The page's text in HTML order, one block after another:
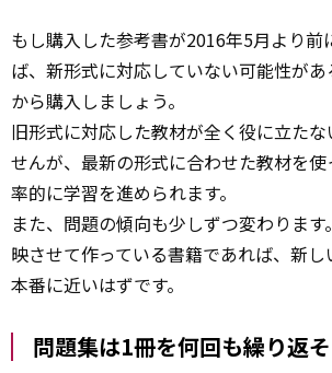
もし購入した参考書が2016年5月より前
ば、新形式に対応していない可能性が
から購入しましょう。
旧形式に対応した教材が全く役に立た
せんが、最新の形式に合わせた教材を
率的に学習を進められます。
また、問題の傾向も少しずつ変わりま
映させて作っている書籍であれば、新し
本番に近いはずです。
問題集は1冊を何回も繰り返